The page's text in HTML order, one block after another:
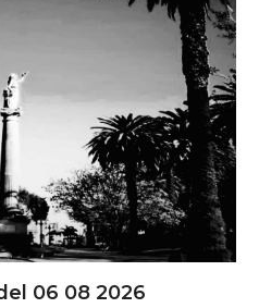
06 08 2026